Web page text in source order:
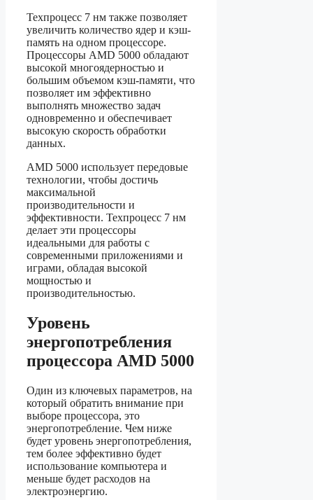
Техпроцесс 7 нм также позволяет
увеличить количество ядер и кэш-
память на одном процессоре.
Процессоры AMD 5000 обладают
высокой многоядерностью и
большим объемом кэш-памяти, что
позволяет им эффективно
выполнять множество задач
одновременно и обеспечивает
высокую скорость обработки
данных.
AMD 5000 использует передовые
технологии, чтобы достичь
максимальной
производительности и
эффективности. Техпроцесс 7 нм
делает эти процессоры
идеальными для работы с
современными приложениями и
играми, обладая высокой
мощностью и
производительностью.
Уровень
энергопотребления
процессора AMD 5000
Один из ключевых параметров, на
который обратить внимание при
выборе процессора, это
энергопотребление. Чем ниже
будет уровень энергопотребления,
тем более эффективно будет
использование компьютера и
меньше будет расходов на
электроэнергию.